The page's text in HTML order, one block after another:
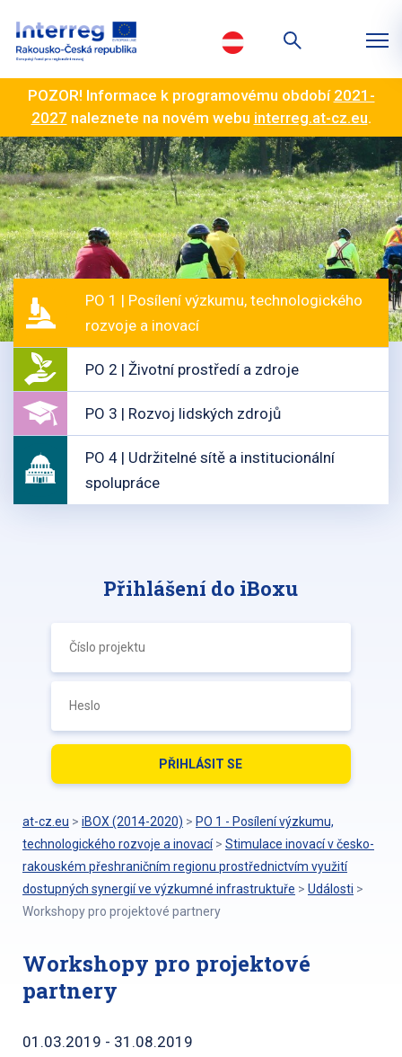
POZOR! Informace k programovému období 2021-
2027 naleznete na novém webu interreg.at-cz.eu.
PO 1 | Posílení výzkumu, technologického
rozvoje a inovací
PO 2 | Životní prostředí a zdroje
PO 3 | Rozvoj lidských zdrojů
PO 4 | Udržitelné sítě a institucionální
spolupráce
Přihlášení do iBoxu
at-cz.eu > iBOX (2014-2020) > PO 1 - Posílení výzkumu,
technologického rozvoje a inovací > Stimulace inovací v česko-
rakouském přeshraničním regionu prostřednictvím využití
dostupných synergií ve výzkumné infrastruktuře > Události >
Workshopy pro projektové partnery
Workshopy pro projektové
partnery
01.03.2019 - 31.08.2019